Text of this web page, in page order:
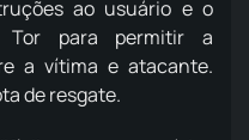
ao usuário e o
Tor para permitir a
a vítima e atacante.
de resgate.